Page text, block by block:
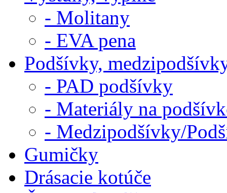
- Molitany
- EVA pena
Podšívky,
- PAD podšívky
- Materiály na
- Medzipodšívky/
Gumičky
Drásacie kotúče